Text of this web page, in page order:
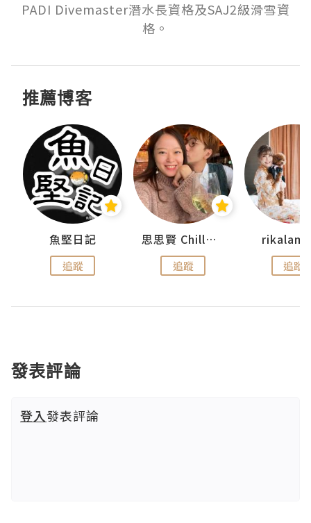
PADI Divemaster潛水長資格及SAJ2級滑雪資
格。
推薦博客
魚堅日記
追蹤
思思賢 ChillMyBabe
追蹤 追蹤
發表評論
登入發表評論